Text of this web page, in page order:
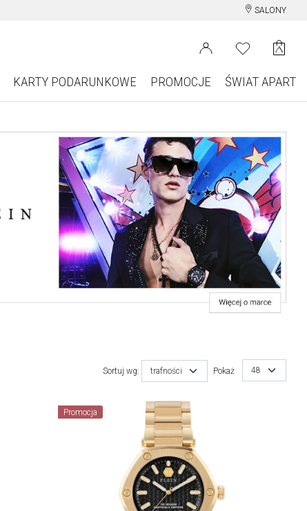
SALONY
KARTY PODARUNKOWE PROMOCJE ŚWIAT APART
Sortuj wg: trafności Pokaż 48
Promocja